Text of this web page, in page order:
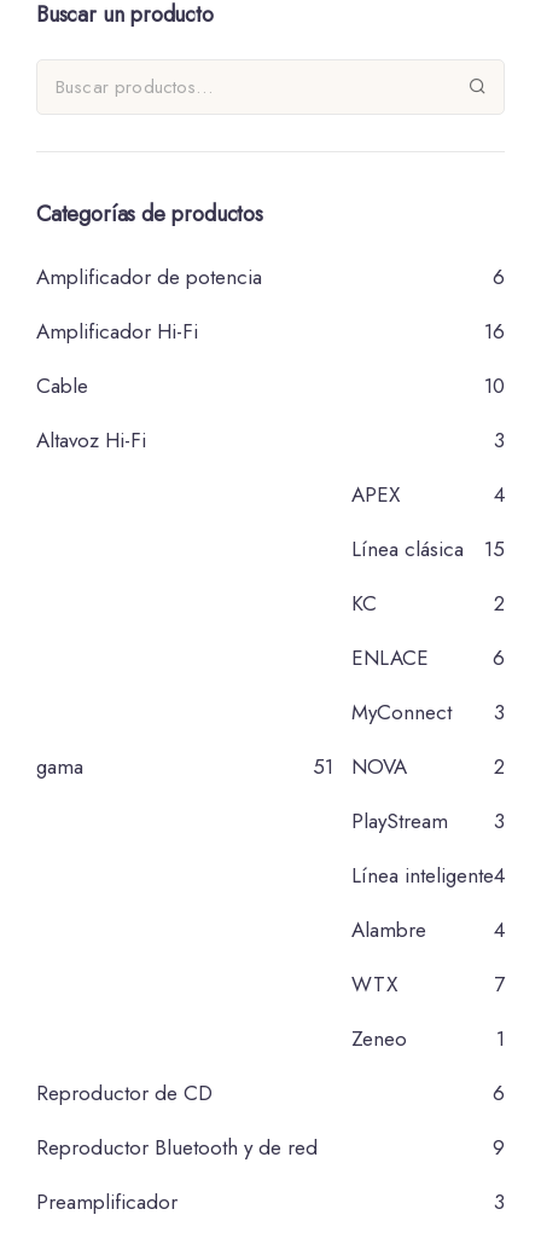
Buscar un producto
Categorías de productos
Amplificador de potencia
6
Amplificador Hi-Fi
16
Cable
10
Altavoz Hi-Fi
3
gama 51
APEX
4
Línea clásica
15
KC
2
ENLACE
6
MyConnect
3
NOVA
2
PlayStream
3
Línea inteligente4
Alambre
4
WTX
7
Zeneo
1
Reproductor de CD
6
Reproductor Bluetooth y de red
9
Preamplificador
3